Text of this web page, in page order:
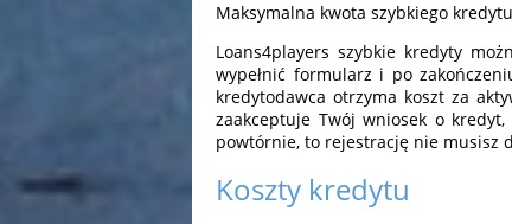
Maksymalna kwota szybkiego
Loans4players szybkie kredyty
wypełnić formularz i po
kredytodawca otrzyma koszt za
zaakceptuje Twój wniosek o
powtórnie, to rejestrację nie musisz
Koszty kredytu